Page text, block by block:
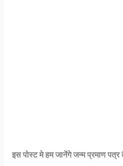
इस पोस्ट मे हम जानेंगे जन्म प्रमाण